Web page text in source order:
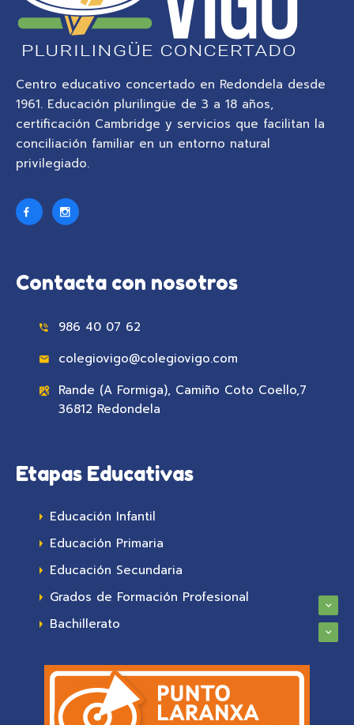
Centro educativo concertado en Redondela desde
1961. Educación plurilingüe de 3 a 18 años,
certificación Cambridge y servicios que facilitan la
conciliación familiar en un entorno natural
privilegiado.
Contacta con nosotros
986 40 07 62
colegiovigo@colegiovigo.com
Rande (A Formiga), Camiño Coto Coello,7
36812 Redondela
Etapas Educativas
Educación Infantil
Educación Primaria
Educación Secundaria
Grados de Formación Profesional
Bachillerato